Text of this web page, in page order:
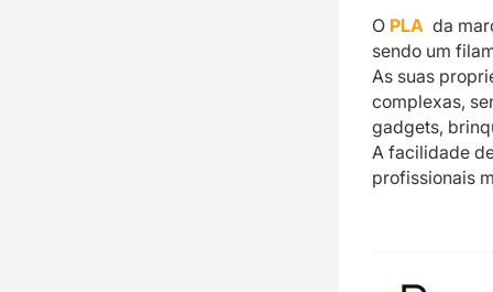
O PLA da
sendo um
As suas
complexas,
gadgets,
A facilidade
profissionais